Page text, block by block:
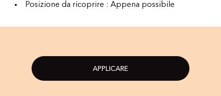
Posizione da ricoprire : Appena possibile
APPLICARE